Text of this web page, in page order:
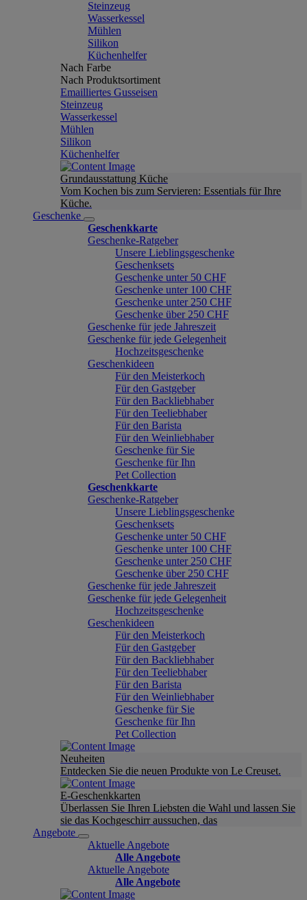
Steinzeug
Wasserkessel
Mühlen
Silikon
Küchenhelfer
Nach Farbe
Nach Produktsortiment
Emailliertes Gusseisen
Steinzeug
Wasserkessel
Mühlen
Silikon
Küchenhelfer
Grundausstattung Küche
Vom Kochen bis zum Servieren: Essentials für Ihre
Küche.
Geschenke
Geschenkkarte
Geschenke-Ratgeber
Unsere Lieblingsgeschenke
Geschenksets
Geschenke unter 50 CHF
Geschenke unter 100 CHF
Geschenke unter 250 CHF
Geschenke über 250 CHF
Geschenke für jede Jahreszeit
Geschenke für jede Gelegenheit
Hochzeitsgeschenke
Geschenkideen
Für den Meisterkoch
Für den Gastgeber
Für den Backliebhaber
Für den Teeliebhaber
Für den Barista
Für den Weinliebhaber
Geschenke für Sie
Geschenke für Ihn
Pet Collection
Geschenkkarte
Geschenke-Ratgeber
Unsere Lieblingsgeschenke
Geschenksets
Geschenke unter 50 CHF
Geschenke unter 100 CHF
Geschenke unter 250 CHF
Geschenke über 250 CHF
Geschenke für jede Jahreszeit
Geschenke für jede Gelegenheit
Hochzeitsgeschenke
Geschenkideen
Für den Meisterkoch
Für den Gastgeber
Für den Backliebhaber
Für den Teeliebhaber
Für den Barista
Für den Weinliebhaber
Geschenke für Sie
Geschenke für Ihn
Pet Collection
Neuheiten
Entdecken Sie die neuen Produkte von Le Creuset.
E-Geschenkkarten
Überlassen Sie Ihren Liebsten die Wahl und lassen Sie
sie das Kochgeschirr aussuchen, das
Angebote
Aktuelle Angebote
Alle Angebote
Aktuelle Angebote
Alle Angebote